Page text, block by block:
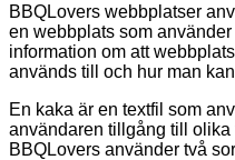
BBQLovers webbplatser
en webbplats som
information om att
används till och hur man
En kaka är en textfil som
användaren tillgång till
BBQLovers använder två